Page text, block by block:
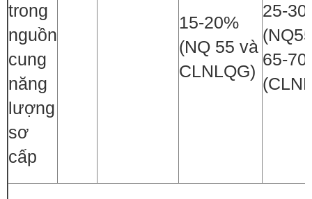
trong
nguồn
cung
năng
lượng
sơ
cấp
15-20%
(NQ 55 và
CLNLQG)
25-
65-